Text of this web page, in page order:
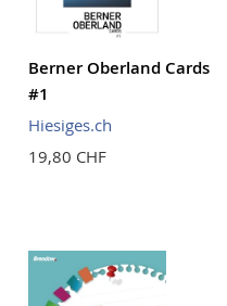
Berner Oberland Cards
#1
Hiesiges.ch
19,80 CHF